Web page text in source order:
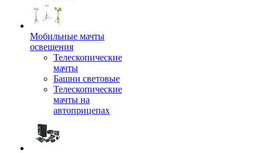
Мобильные мачты
освещения
Телескопические
мачты
Башни световые
Телескопические
мачты на
автоприцепах